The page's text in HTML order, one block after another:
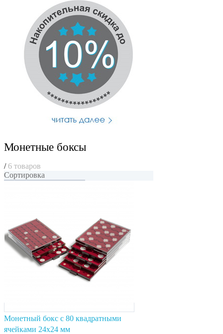
Монетные боксы
/ 6 товаров
Сортировка
Монетный бокс с 80 квадратными
ячейками 24x24 мм